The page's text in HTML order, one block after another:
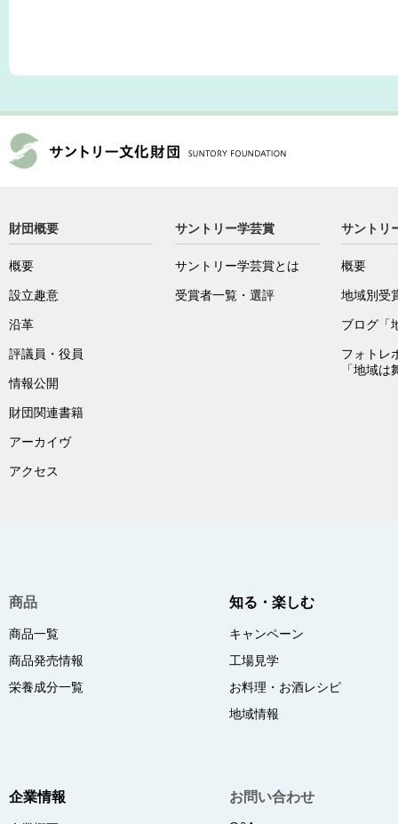
財団概要
概要
設立趣意
沿革
評議員・役員
情報公開
財団関連書籍
アーカイヴ
アクセス
サントリー学芸賞
サントリー学芸賞とは
受賞者一覧・選評
サントリ
概要
地域別受
ブログ「
フォトレ
「地域は
商品
商品一覧
商品発売情報
栄養成分一覧
知る・楽しむ
キャンペーン
工場見学
お料理・お酒レシピ
地域情報
企業情報 お問い合わせ